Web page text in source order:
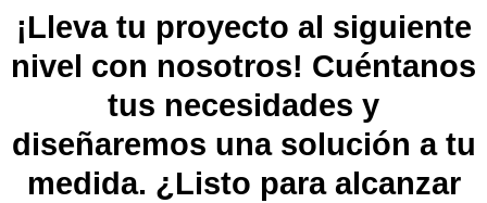
¡Lleva tu proyecto al siguiente
nivel con nosotros! Cuéntanos
tus necesidades y
diseñaremos una solución a tu
medida. ¿Listo para alcanzar